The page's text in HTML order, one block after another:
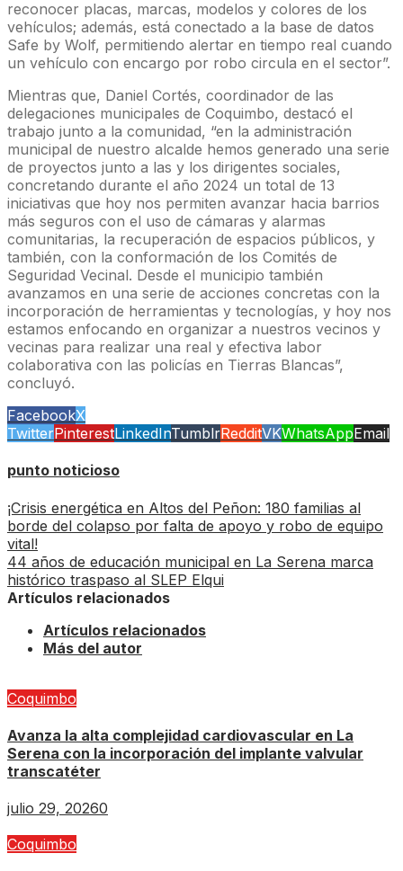
reconocer placas, marcas, modelos y colores de los
vehículos; además, está conectado a la base de datos
Safe by Wolf, permitiendo alertar en tiempo real cuando
un vehículo con encargo por robo circula en el sector”.
Mientras que, Daniel Cortés, coordinador de las
delegaciones municipales de Coquimbo, destacó el
trabajo junto a la comunidad, “en la administración
municipal de nuestro alcalde hemos generado una serie
de proyectos junto a las y los dirigentes sociales,
concretando durante el año 2024 un total de 13
iniciativas que hoy nos permiten avanzar hacia barrios
más seguros con el uso de cámaras y alarmas
comunitarias, la recuperación de espacios públicos, y
también, con la conformación de los Comités de
Seguridad Vecinal. Desde el municipio también
avanzamos en una serie de acciones concretas con la
incorporación de herramientas y tecnologías, y hoy nos
estamos enfocando en organizar a nuestros vecinos y
vecinas para realizar una real y efectiva labor
colaborativa con las policías en Tierras Blancas”,
concluyó.
FacebookX
TwitterPinterestLinkedInTumblrRedditVKWhatsAppEmail
punto noticioso
¡Crisis energética en Altos del Peñon: 180 familias al
borde del colapso por falta de apoyo y robo de equipo
vital!
44 años de educación municipal en La Serena marca
histórico traspaso al SLEP Elqui
Artículos relacionados
Artículos relacionados
Más del autor
Coquimbo
Avanza la alta complejidad cardiovascular en La
Serena con la incorporación del implante valvular
transcatéter
julio 29, 20260
Coquimbo